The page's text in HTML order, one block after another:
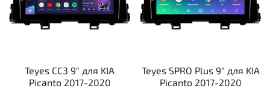
Teyes CC3 9" для KIA
Picanto 2017-2020
Teyes SPRO Plus 9" для KIA
Picanto 2017-2020